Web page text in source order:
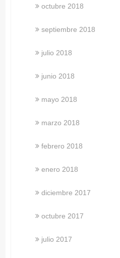
octubre 2018
septiembre 2018
julio 2018
junio 2018
mayo 2018
marzo 2018
febrero 2018
enero 2018
diciembre 2017
octubre 2017
julio 2017